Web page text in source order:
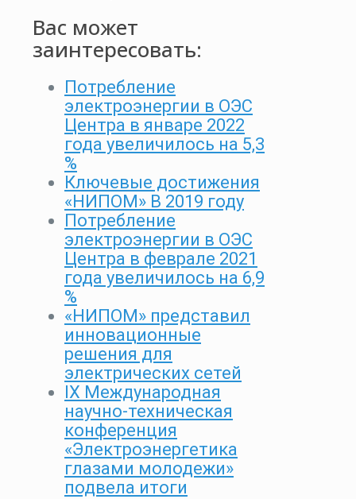
Вас может
заинтересовать:
Потребление
электроэнергии в ОЭС
Центра в январе 2022
года увеличилось на 5,3
%
Ключевые достижения
«НИПОМ» В 2019 году
Потребление
электроэнергии в ОЭС
Центра в феврале 2021
года увеличилось на 6,9
%
«НИПОМ» представил
инновационные
решения для
электрических сетей
IX Международная
научно-техническая
конференция
«Электроэнергетика
глазами молодежи»
подвела итоги